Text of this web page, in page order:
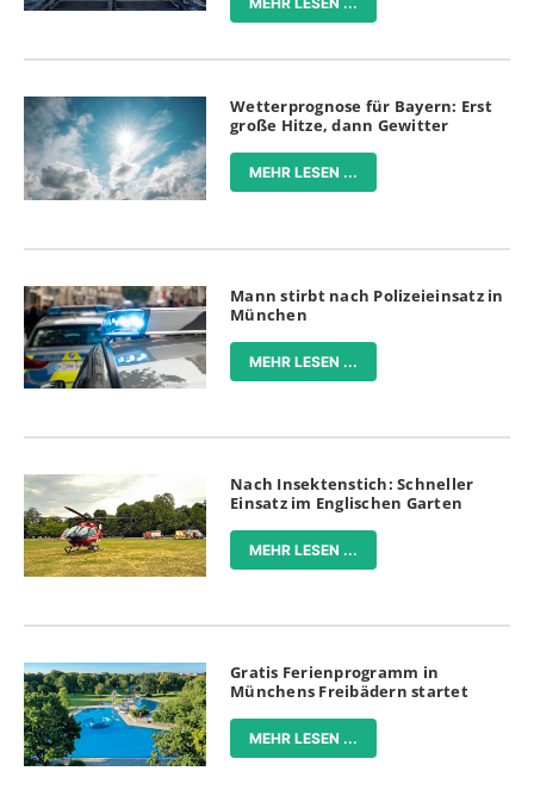
Wetterprognose für Bayern: Erst
große Hitze, dann Gewitter
MEHR LESEN ...
Mann stirbt nach Polizeieinsatz in
München
MEHR LESEN ...
Nach Insektenstich: Schneller
Einsatz im Englischen Garten
MEHR LESEN ...
Gratis Ferienprogramm in
Münchens Freibädern startet
MEHR LESEN ...